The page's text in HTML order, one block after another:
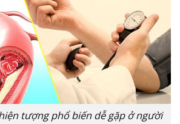
tượng phổ biến dễ gặp ở người